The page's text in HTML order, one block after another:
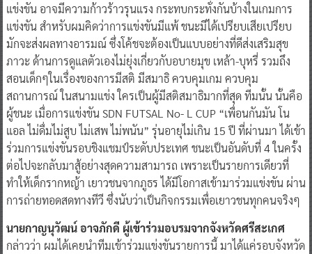
แข่งขัน อาจมีความก้าวร้าวรุนแรง กระทบกระทั่งกันบ้างในเกมการ
แข่งขัน สำหรับผมคิดว่าการแข่งขันมีแพ้ ชนะมีได้เปรียบเสียเปรียบ
มักจะส่งผลทางอารมณ์ ซึ่งโค้ชจะต้องเป็นแบบอย่างที่ดีส่งเสริมสุข
ภาวะ ด้านการดูแลตัวเองไม่ยุ่งเกี่ยวกับอบายมุข เหล้า-บุหรี่ รวมถึง
สอนเด็กๆในเรื่องของการมีสติ มีสมาธิ ควบคุมเกม ควบคุม
สถานการณ์ ในสนามแข่ง ใครเป็นผู้มีสติสมาธิมากที่สุด ทีมนั้น นั้นคือ
ผู้ชนะ เมื่อการแข่งขัน SDN FUTSAL No- L CUP “เพื่อนกันมัน โน
แอล ไม่ดื่มไม่สูบ ไม่เสพ ไม่พนัน” รุ่นอายุไม่เกิน 15 ปี ที่ผ่านมา ได้เข้า
ร่วมการแข่งขันรอบชิงแชมป์ระดับประเทศ ชนะเป็นอันดับที่ 4 ในครั้ง
ต่อไปจะกลับมาสู้อย่างสุดความสามารถ เพราะเป็นรายการเดียวที่
ทำให้เด็กรากหญ้า เยาวชนจากภูธร ได้มีโอกาสเข้ามาร่วมแข่งขัน ผ่าน
การถ่ายทอดสดทางทีวี ซึ่งนับว่าเป็นกิจกรรมเพื่อเยาวชนทุกคนจริงๆ
นายกาญนุวัฒน์ อาจภักดี ผู้เข้าร่วมอบรมจากจังหวัดศรีสะเกศ
กล่าวว่า ผมได้เคยนำทีมเข้าร่วมแข่งขันรายการนี้ มาได้แค่รอบจังหวัด